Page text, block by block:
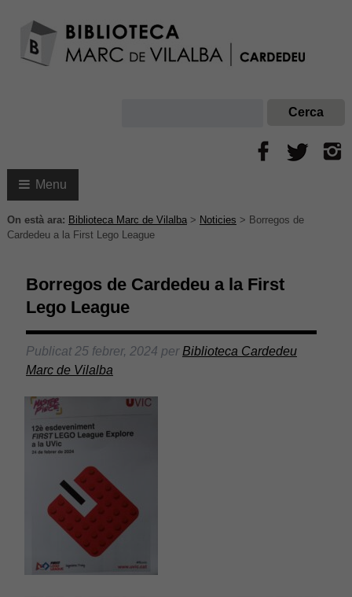
Menu
On està ara: Biblioteca Marc de Vilalba> Noticies > Borregos de
Cardedeu a la First Lego League
Borregos de Cardedeu a la First
Lego League
Publicat 25 febrer, 2024 perBiblioteca Cardedeu
Marc de Vilalba